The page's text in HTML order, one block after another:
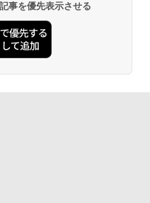
事を優先表示させる